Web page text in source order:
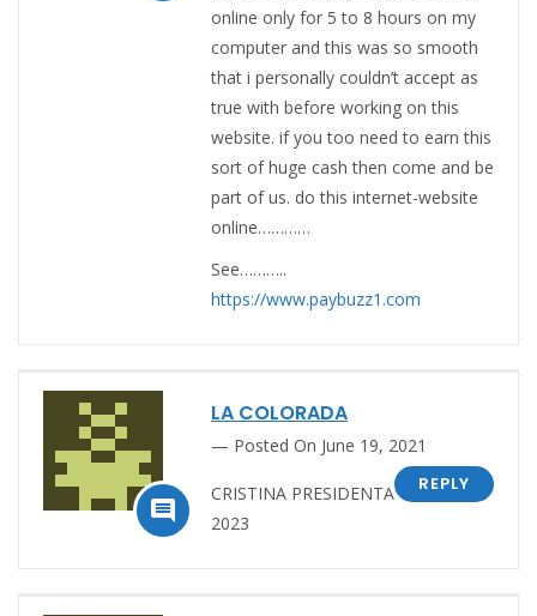
online only for 5 to 8 hours on my
computer and this was so smooth
that i personally couldn’t accept as
true with before working on this
website. if you too need to earn this
sort of huge cash then come and be
part of us. do this internet-website
online…………
See………..
https://www.paybuzz1.com

LA COLORADA
Posted On June 19, 2021
REPLY
CRISTINA PRESIDENTA
2023